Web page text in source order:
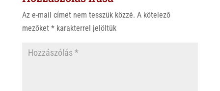
Az e-mail címet nem tesszük közzé. A kötelező
mezőket *karakterrel jelöltük